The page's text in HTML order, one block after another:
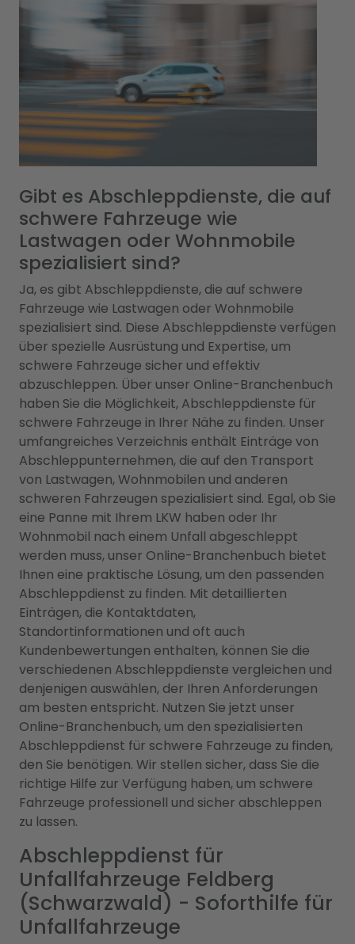
Gibt es Abschleppdienste, die auf
schwere Fahrzeuge wie
Lastwagen oder Wohnmobile
spezialisiert sind?
Ja, es gibt Abschleppdienste, die auf schwere
Fahrzeuge wie Lastwagen oder Wohnmobile
spezialisiert sind. Diese Abschleppdienste verfügen
über spezielle Ausrüstung und Expertise, um
schwere Fahrzeuge sicher und effektiv
abzuschleppen. Über unser Online-Branchenbuch
haben Sie die Möglichkeit, Abschleppdienste für
schwere Fahrzeuge in Ihrer Nähe zu finden. Unser
umfangreiches Verzeichnis enthält Einträge von
Abschleppunternehmen, die auf den Transport
von Lastwagen, Wohnmobilen und anderen
schweren Fahrzeugen spezialisiert sind. Egal, ob Sie
eine Panne mit Ihrem LKW haben oder Ihr
Wohnmobil nach einem Unfall abgeschleppt
werden muss, unser Online-Branchenbuch bietet
Ihnen eine praktische Lösung, um den passenden
Abschleppdienst zu finden. Mit detaillierten
Einträgen, die Kontaktdaten,
Standortinformationen und oft auch
Kundenbewertungen enthalten, können Sie die
verschiedenen Abschleppdienste vergleichen und
denjenigen auswählen, der Ihren Anforderungen
am besten entspricht. Nutzen Sie jetzt unser
Online-Branchenbuch, um den spezialisierten
Abschleppdienst für schwere Fahrzeuge zu finden,
den Sie benötigen. Wir stellen sicher, dass Sie die
richtige Hilfe zur Verfügung haben, um schwere
Fahrzeuge professionell und sicher abschleppen
zu lassen.
Abschleppdienst für
Unfallfahrzeuge Feldberg
(Schwarzwald) - Soforthilfe für
Unfallfahrzeuge